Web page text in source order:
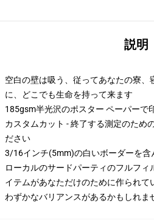
説明
空白の壁は吸う、従ってあなたの寮、
に、どこでも生命を持って来ます
185gsm半光沢のポスター ペーパーで
カスタムカット - 終了する測定のため
ださい
3/16インチ(5mm)の白いボーダーを含
ローカルのサードパーティのフルフ
イテムがあなただけのために作られて
わずかなバリアンスがあるかもしれま